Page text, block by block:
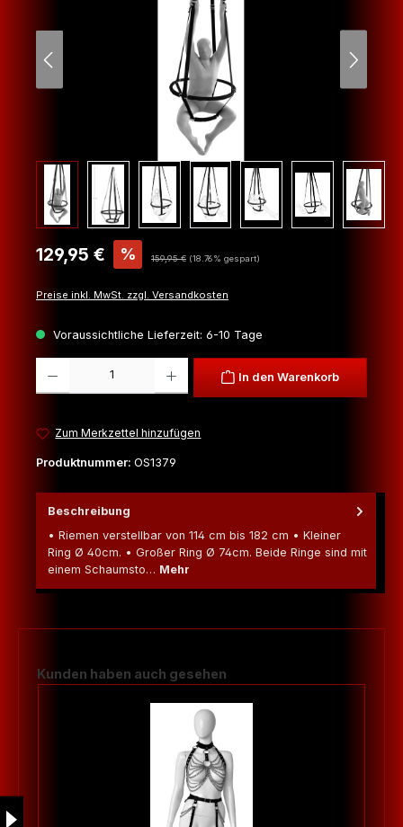
Verkaufspreis:
129,95 € % Regulärer Preis:
159,95 € (18.76% gespart)
Preise inkl. MwSt. zzgl. Versandkosten
Voraussichtliche Lieferzeit: 6-10 Tage
In den Warenkorb
Zum Merkzettel hinzufügen
Produktnummer: OS1379
Beschreibung
• Riemen verstellbar von 114 cm bis 182 cm • Kleiner
Ring Ø 40cm. • Großer Ring Ø 74cm. Beide Ringe sind mit
einem Schaumsto… Mehr
Produktgalerie überspringen
Kunden haben auch gesehen